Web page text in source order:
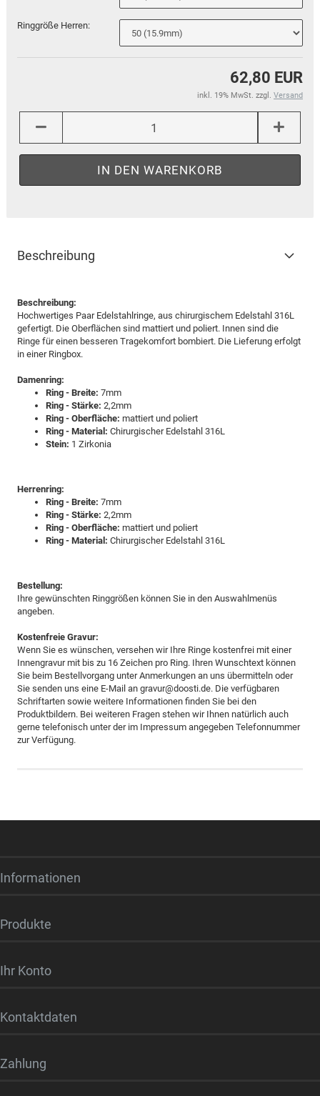
Ringgröße Herren:
62,80 EUR
inkl. 19% MwSt. zzgl. Versand
Beschreibung
Beschreibung:
Hochwertiges Paar Edelstahlringe, aus chirurgischem Edelstahl 316L
gefertigt. Die Oberflächen sind mattiert und poliert. Innen sind die
Ringe für einen besseren Tragekomfort bombiert. Die Lieferung erfolgt
in einer Ringbox.
Damenring:
Ring - Breite: 7mm
Ring - Stärke: 2,2mm
Ring - Oberfläche: mattiert und poliert
Ring - Material: Chirurgischer Edelstahl 316L
Stein: 1 Zirkonia
Herrenring:
Ring - Breite: 7mm
Ring - Stärke: 2,2mm
Ring - Oberfläche: mattiert und poliert
Ring - Material: Chirurgischer Edelstahl 316L
Bestellung:
Ihre gewünschten Ringgrößen können Sie in den Auswahlmenüs
angeben.
Kostenfreie Gravur:
Wenn Sie es wünschen, versehen wir Ihre Ringe kostenfrei mit einer
Innengravur mit bis zu 16 Zeichen pro Ring. Ihren Wunschtext können
Sie beim Bestellvorgang unter Anmerkungen an uns übermitteln oder
Sie senden uns eine E-Mail an gravur@doosti.de. Die verfügbaren
Schriftarten sowie weitere Informationen finden Sie bei den
Produktbildern. Bei weiteren Fragen stehen wir Ihnen natürlich auch
gerne telefonisch unter der im Impressum angegeben Telefonnummer
zur Verfügung.
Informationen
Produkte
Ihr Konto
Kontaktdaten
Zahlung